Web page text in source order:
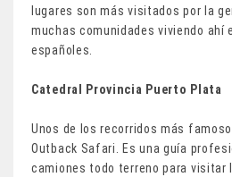
lugares son más visitados por la
muchas comunidades viviendo ahí
españoles.
Catedral Provincia Puerto Plata
Unos de los recorridos más
Outback Safari. Es una guía
camiones todo terreno para visitar